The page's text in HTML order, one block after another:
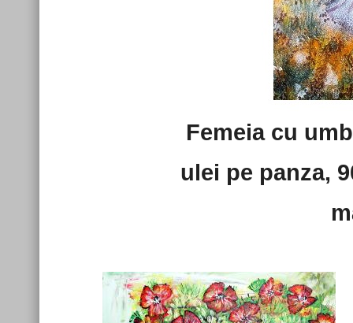
Femeia cu
ulei pe panza,